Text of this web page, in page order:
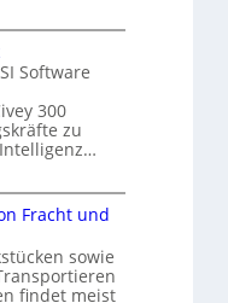
Software
300
zu
Fracht und
sowie
findet meist